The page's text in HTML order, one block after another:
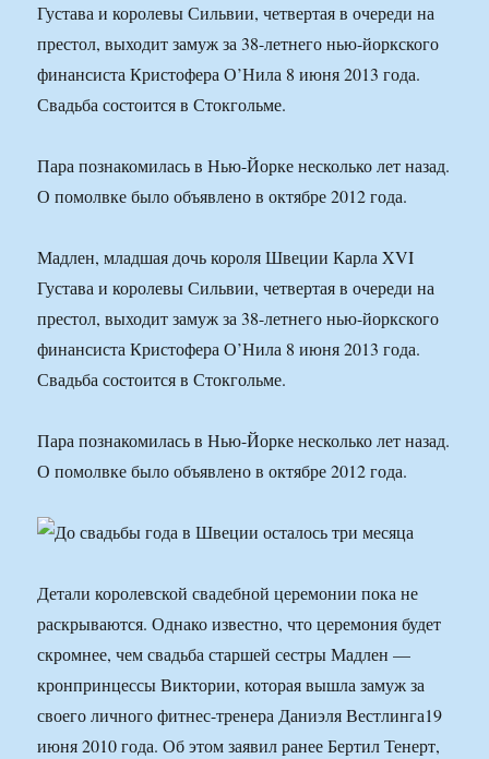
Густава и королевы Сильвии, четвертая в очереди на
престол, выходит замуж за 38-летнего нью-йоркского
финансиста Кристофера О’Нила 8 июня 2013 года.
Свадьба состоится в Стокгольме.
Пара познакомилась в Нью-Йорке несколько лет назад.
О помолвке было объявлено в октябре 2012 года.
Мадлен, младшая дочь короля Швеции Карла XVI
Густава и королевы Сильвии, четвертая в очереди на
престол, выходит замуж за 38-летнего нью-йоркского
финансиста Кристофера О’Нила 8 июня 2013 года.
Свадьба состоится в Стокгольме.
Пара познакомилась в Нью-Йорке несколько лет назад.
О помолвке было объявлено в октябре 2012 года.
Детали королевской свадебной церемонии пока не
раскрываются. Однако известно, что церемония будет
скромнее, чем свадьба старшей сестры Мадлен —
кронпринцессы Виктории, которая вышла замуж за
своего личного фитнес-тренера Даниэля Вестлинга19
июня 2010 года. Об этом заявил ранее Бертил Тенерт,